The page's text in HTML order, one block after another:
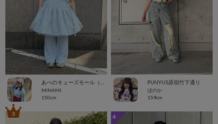
MINAMI
150cm
PUNYUS原宿竹下通り
ほのか
159cm
3 4